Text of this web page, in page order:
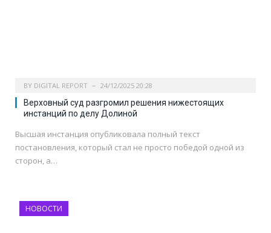
BY DIGITAL REPORT 24/12/2025 20:28
Верховный суд разгромил решения нижестоящих
инстанций по делу Долиной
Высшая инстанция опубликовала полный текст
постановления, который стал не просто победой одной из
сторон, а…
НОВОСТИ